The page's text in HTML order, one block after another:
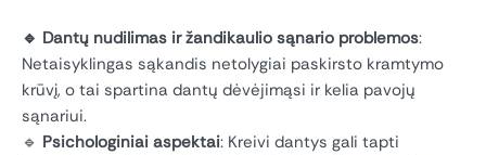
🔹 Dantų nudilimas ir žandikaulio sąnario problemos:
Netaisyklingas sąkandis netolygiai paskirsto kramtymo
krūvį, o tai spartina dantų dėvėjimąsi ir kelia pavojų
sąnariui.
🔹 Psichologiniai aspektai: Kreivi dantys gali tapti